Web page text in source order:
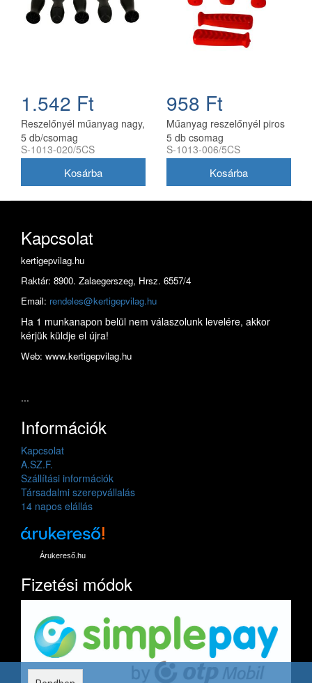
1.542 Ft
Reszelőnyél műanyag nagy,
5 db/csomag
S-1013-020/5CS
958 Ft
Műanyag reszelőnyél piros
5 db csomag
S-1013-006/5CS
Kapcsolat
kertigepvilag.hu
Raktár: 8900. Zalaegerszeg, Hrsz. 6557/4
Email: rendeles@kertigepvilag.hu
Ha 1 munkanapon belül nem válaszolunk levelére, akkor
kérjük küldje el újra!
Web: www.kertigepvilag.hu
...
Információk
Kapcsolat
A.SZ.F.
Szállítási információk
Társadalmi szerepvállalás
14 napos elállás
Árukereső.hu
Fizetési módok